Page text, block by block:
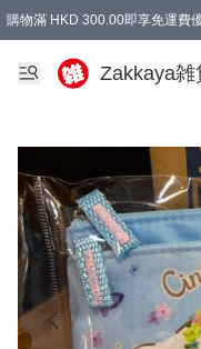
購物滿 HKD 300.00即享免運費
Zakkaya雑